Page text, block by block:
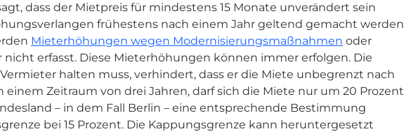
dass der Mietpreis für mindestens 15 Monate unverändert sein
frühestens nach einem Jahr geltend gemacht werden
Mieterhöhungen wegen Modernisierungsmaßnahmen oder
erfasst. Diese Mieterhöhungen können immer erfolgen. Die
halten muss, verhindert, dass er die Miete unbegrenzt nach
Zeitraum von drei Jahren, darf sich die Miete nur um 20 Prozent
– in dem Fall Berlin – eine entsprechende Bestimmung
bei 15 Prozent. Die Kappungsgrenze kann heruntergesetzt